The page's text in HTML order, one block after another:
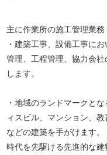
主に作業所の施工管理業務
・建築工事、設備工事に
管理、工程管理、協力会
します。
・地域のランドマークと
ィスビル、マンション、
などの建築を手がけます。
時代を先駆ける先進的な